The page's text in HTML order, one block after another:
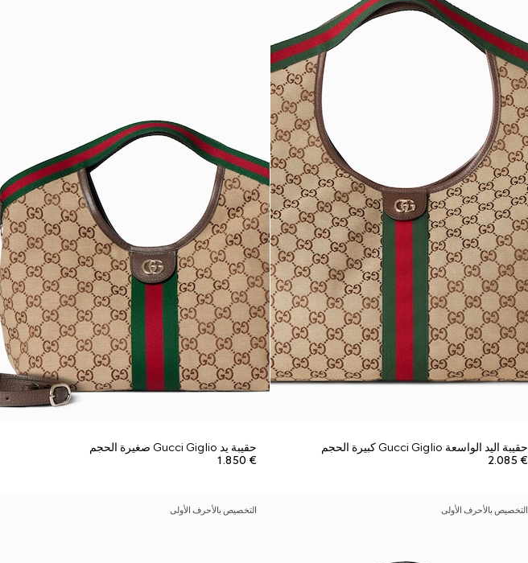
حقيبة اليد الواسعة Gucci Giglio كبيرة الحجم
€ 2.085
حقيبة يد Gucci Giglio صغيرة الحجم
€ 1.850
التخصيص بالأحرف الأولى التخصيص بالأحرف الأولى